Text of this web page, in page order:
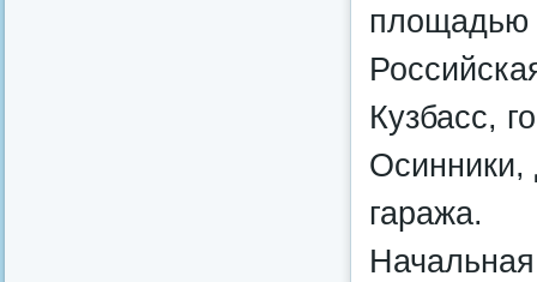
площадью
Кузбасс,
Осинники,
гаража.